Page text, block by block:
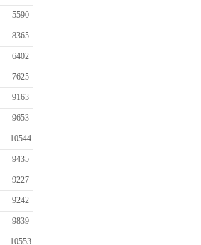
5590
8365
6402
7625
9163
9653
10544
9435
9227
9242
9839
10553